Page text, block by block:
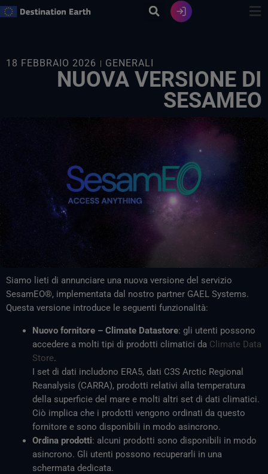
Vai
18 FEBBRAIO 2026 GENERALI
NUOVA VERSIONE DI
SESAMEO
Siamo lieti di annunciare una nuova versione del servizio
SesamEO®, implementata dal nostro partner GAEL Systems.
Questa versione introduce le seguenti funzionalità:
Nuovo fornitore – Climate Datastore: gli utenti possono
accedere a molti tipi di prodotti climatici da Climate Data
Store.
I set di dati includono ERA5, dati C3S Arctic Regional
Reanalysis (CARRA), prodotti relativi alla temperatura
della superficie del mare e molti altri set di dati climatici.
Ciò implica che i prodotti vengono ordinati da questo
fornitore e sono disponibili in modo asincrono.
Ordina prodotti: alcuni prodotti sono disponibili in modo
asincrono. Gli utenti possono recuperarli in una
schermata dedicata.